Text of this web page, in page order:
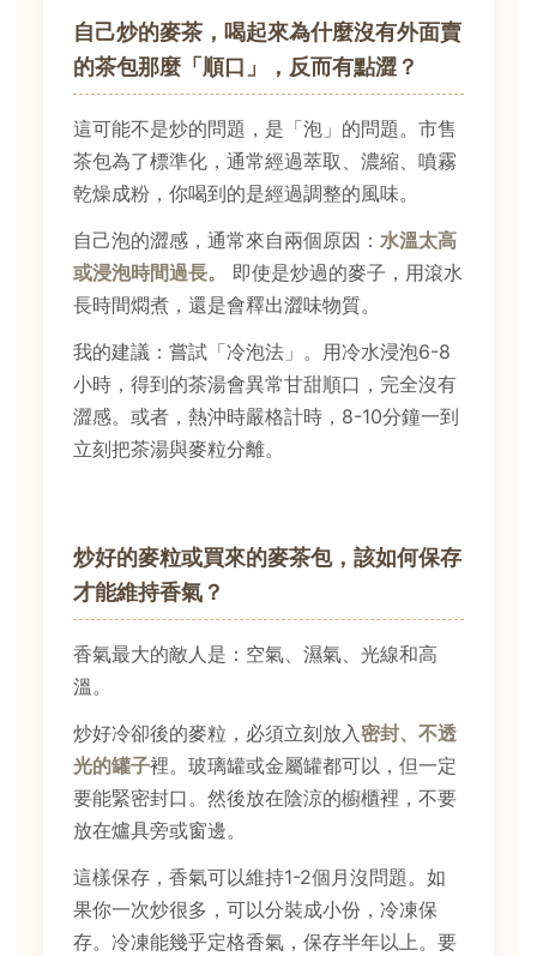
自己炒的麥茶，喝起來為什麼沒有外面賣
的茶包那麼「順口」，反而有點澀？
這可能不是炒的問題，是「泡」的問題。市售
茶包為了標準化，通常經過萃取、濃縮、噴霧
乾燥成粉，你喝到的是經過調整的風味。
自己泡的澀感，通常來自兩個原因： 水溫太高
或浸泡時間過長。
即使是炒過的麥子，用滾水
長時間燜煮，還是會釋出澀味物質。
我的建議：嘗試「冷泡法」。用冷水浸泡6-8
小時，得到的茶湯會異常甘甜順口，完全沒有
澀感。或者，熱沖時嚴格計時，8-10分鐘一到
立刻把茶湯與麥粒分離。
炒好的麥粒或買來的麥茶包，該如何保存
才能維持香氣？
香氣最大的敵人是：空氣、濕氣、光線和高
溫。
炒好冷卻後的麥粒，必須立刻放入密封、不透
光的罐子裡。玻璃罐或金屬罐都可以，但一定
要能緊密封口。然後放在陰涼的櫥櫃裡，不要
放在爐具旁或窗邊。
這樣保存，香氣可以維持1-2個月沒問題。如
果你一次炒很多，可以分裝成小份，冷凍保
存。冷凍能幾乎定格香氣，保存半年以上。要